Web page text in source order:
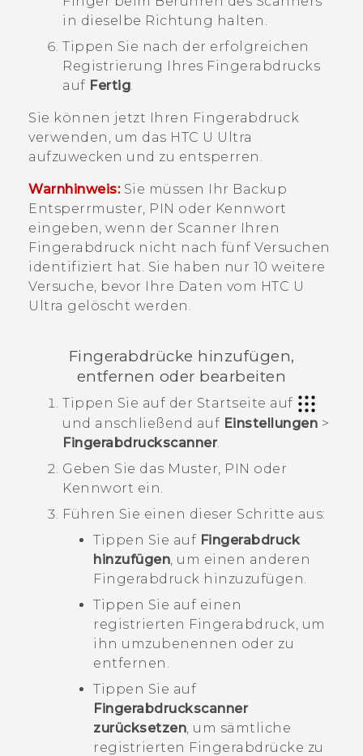
in dieselbe Richtung halten.
Tippen Sie nach der erfolgreichen
Registrierung Ihres Fingerabdrucks
auf Fertig.
Sie können jetzt Ihren Fingerabdruck
verwenden, um das HTC U Ultra
aufzuwecken und zu entsperren.
Warnhinweis:Sie müssen Ihr Backup
Entsperrmuster, PIN oder Kennwort
eingeben, wenn der Scanner Ihren
Fingerabdruck nicht nach fünf Versuchen
identifiziert hat. Sie haben nur 10 weitere
Versuche, bevor Ihre Daten vom HTC U
Ultra gelöscht werden.
Fingerabdrücke hinzufügen,
entfernen oder bearbeiten
Tippen Sie auf der Startseite auf
und anschließend auf Einstellungen >
Fingerabdruckscanner.
Geben Sie das Muster, PIN oder
Kennwort ein.
Führen Sie einen dieser Schritte aus:
Tippen Sie auf Fingerabdruck
hinzufügen, um einen anderen
Fingerabdruck hinzuzufügen.
Tippen Sie auf einen
registrierten Fingerabdruck, um
ihn umzubenennen oder zu
entfernen.
Tippen Sie auf
Fingerabdruckscanner
zurücksetzen, um sämtliche
registrierten Fingerabdrücke zu